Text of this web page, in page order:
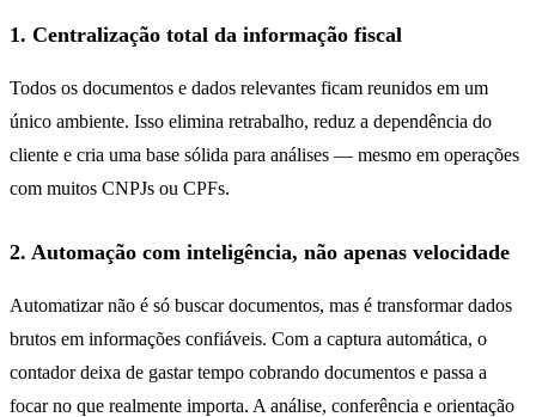
1. Centralização total da informação fiscal
Todos os documentos e dados relevantes ficam reunidos em um
único ambiente. Isso elimina retrabalho, reduz a dependência do
cliente e cria uma base sólida para análises — mesmo em operações
com muitos CNPJs ou CPFs.
2. Automação com inteligência, não apenas velocidade
Automatizar não é só buscar documentos, mas é transformar dados
brutos em informações confiáveis. Com a captura automática, o
contador deixa de gastar tempo cobrando documentos e passa a
focar no que realmente importa. A análise, conferência e orientação